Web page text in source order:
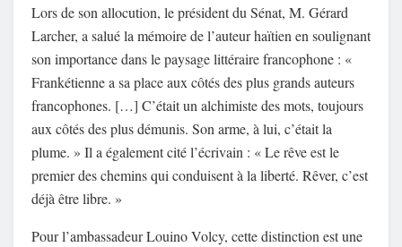
Lors de son allocution, le président du Sénat, M. Gérard
Larcher, a salué la mémoire de l’auteur haïtien en soulignant
son importance dans le paysage littéraire francophone : «
Frankétienne a sa place aux côtés des plus grands auteurs
francophones. […] C’était un alchimiste des mots, toujours
aux côtés des plus démunis. Son arme, à lui, c’était la
plume. » Il a également cité l’écrivain : « Le rêve est le
premier des chemins qui conduisent à la liberté. Rêver, c’est
déjà être libre. »
Pour l’ambassadeur Louino Volcy, cette distinction est une